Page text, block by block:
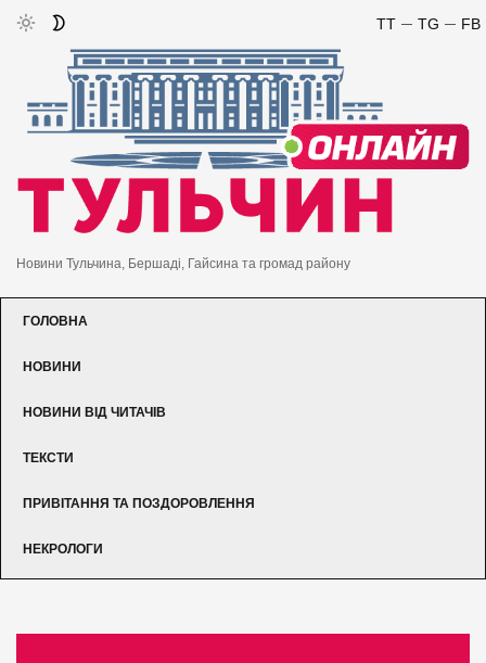
FB
TG
TT
Новини Тульчина, Бершаді, Гайсина та громад району
ГОЛОВНА
НОВИНИ
НОВИНИ ВІД ЧИТАЧІВ
ТЕКСТИ
ПРИВІТАННЯ ТА ПОЗДОРОВЛЕННЯ
НЕКРОЛОГИ